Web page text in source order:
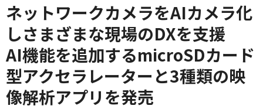
ネットワークカメラをAIカメラ化
しさまざまな現場のDXを支援
AI機能を追加するmicroSDカード
型アクセラレーターと3種類の映
像解析アプリを発売